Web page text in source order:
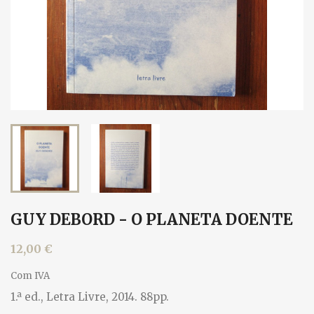
GUY DEBORD - O PLANETA DOENTE
12,00 €
Com IVA
1.ª ed., Letra Livre, 2014. 88pp.